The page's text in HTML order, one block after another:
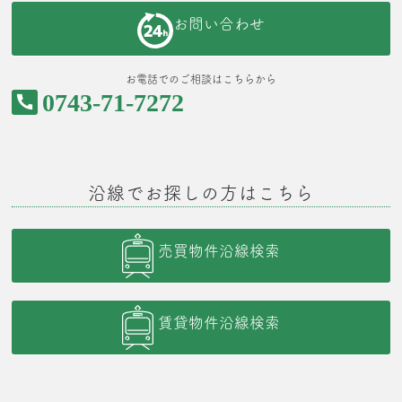
お問い合わせ
お電話でのご相談はこちらから
0743-71-7272
沿線でお探しの方はこちら
売買物件沿線検索
賃貸物件沿線検索